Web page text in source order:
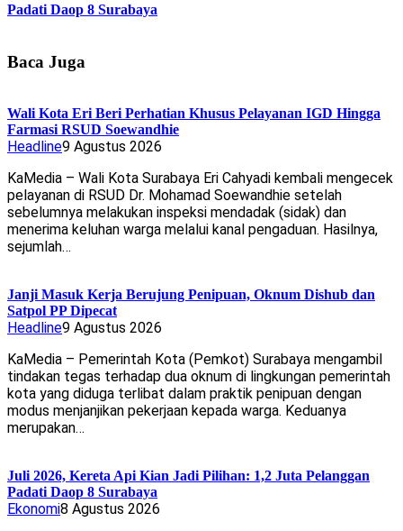
Padati Daop 8 Surabaya
Baca Juga
Wali Kota Eri Beri Perhatian Khusus Pelayanan IGD Hingga
Farmasi RSUD Soewandhie
Headline9 Agustus 2026
KaMedia – Wali Kota Surabaya Eri Cahyadi kembali mengecek
pelayanan di RSUD Dr. Mohamad Soewandhie setelah
sebelumnya melakukan inspeksi mendadak (sidak) dan
menerima keluhan warga melalui kanal pengaduan. Hasilnya,
sejumlah…
Janji Masuk Kerja Berujung Penipuan, Oknum Dishub dan
Satpol PP Dipecat
Headline9 Agustus 2026
KaMedia – Pemerintah Kota (Pemkot) Surabaya mengambil
tindakan tegas terhadap dua oknum di lingkungan pemerintah
kota yang diduga terlibat dalam praktik penipuan dengan
modus menjanjikan pekerjaan kepada warga. Keduanya
merupakan…
Juli 2026, Kereta Api Kian Jadi Pilihan: 1,2 Juta Pelanggan
Padati Daop 8 Surabaya
Ekonomi8 Agustus 2026